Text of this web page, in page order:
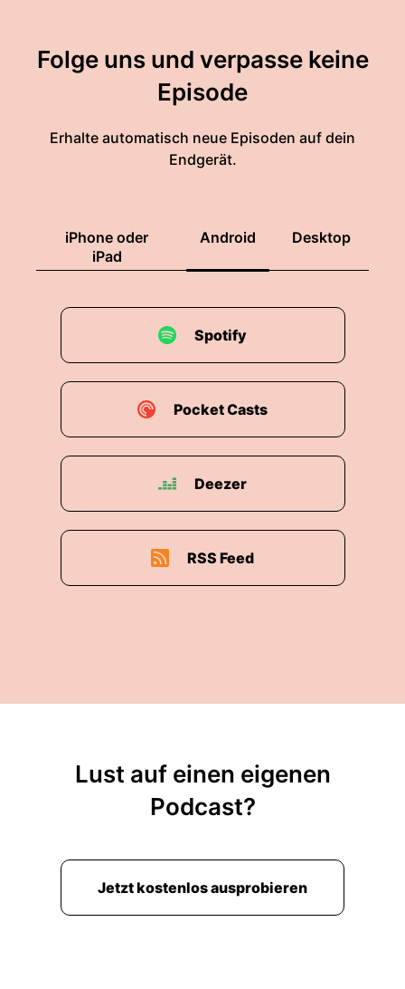
Folge uns und verpasse keine
Episode
Erhalte automatisch neue Episoden auf dein
Endgerät.
iPhone oder
iPad
Android Desktop
Spotify
Pocket Casts
Deezer
RSS Feed
Lust auf einen eigenen
Podcast?
Jetzt kostenlos ausprobieren